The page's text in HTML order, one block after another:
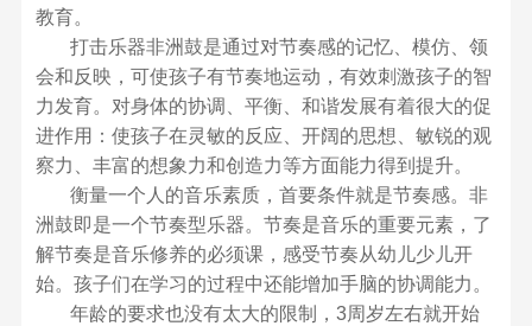
教育。
打击乐器非洲鼓是通过对节奏感的记忆、模仿、领
会和反映，可使孩子有节奏地运动，有效刺激孩子的智
力发育。对身体的协调、平衡、和谐发展有着很大的促
进作用：使孩子在灵敏的反应、开阔的思想、敏锐的观
察力、丰富的想象力和创造力等方面能力得到提升。
衡量一个人的音乐素质，首要条件就是节奏感。非
洲鼓即是一个节奏型乐器。节奏是音乐的重要元素，了
解节奏是音乐修养的必须课，感受节奏从幼儿少儿开
始。孩子们在学习的过程中还能增加手脑的协调能力。
年龄的要求也没有太大的限制，3周岁左右就开始